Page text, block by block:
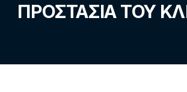
ΠΡΟΣΤΑΣΊΑ ΤΟΥ